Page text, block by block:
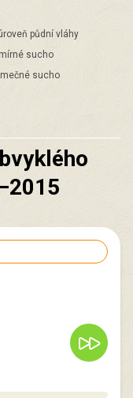
půdní vláhy
sucho
sucho